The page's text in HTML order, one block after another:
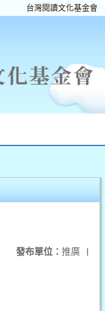
台灣閱讀文化基金會
發布單位： 推廣 |